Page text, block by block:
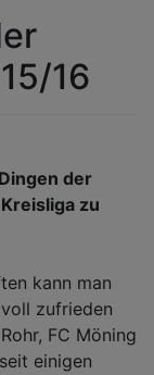
16
der
zu
kann man
zufrieden
FC Möning
einigen